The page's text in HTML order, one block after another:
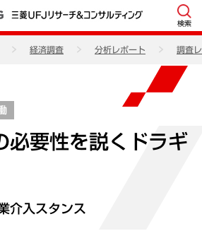
検索
経済調査 分析レポート 調査
必要性を説くドラギ
介入スタンス